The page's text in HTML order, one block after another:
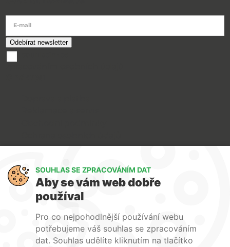
E-mail
O nás
Kontakty
SOUHLAS SE ZPRACOVÁNÍM DAT
Aby se vám web dobře
používal
Pro co nejpohodlnější používání webu
potřebujeme váš souhlas se zpracováním
dat. Souhlas udělíte kliknutím na tlačítko